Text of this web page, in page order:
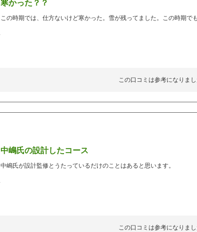
寒かった？？
この時期では、仕方ないけど寒かった。雪が残ってました。この時期で
この口コミは参考になりまし
中嶋氏の設計したコース
中嶋氏が設計監修とうたっているだけのことはあると思います。
この口コミは参考になりまし